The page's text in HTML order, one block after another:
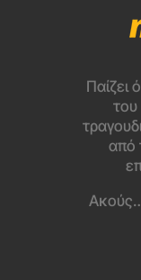
Παίζει
του
από